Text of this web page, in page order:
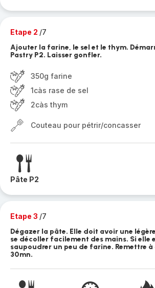
Etape 2 /7
Ajouter la farine, le sel et le thym.
Pastry P2. Laisser gonfler.
350g farine
1càs rase de sel
2càs thym
Couteau pour pétrir/concasser
Pâte P2
Etape 3 /7
Dégazer la pâte. Elle doit avoir une
se décoller facilement des mains. Si elle
saupoudrer un peu de farine. Remettre
30mn.